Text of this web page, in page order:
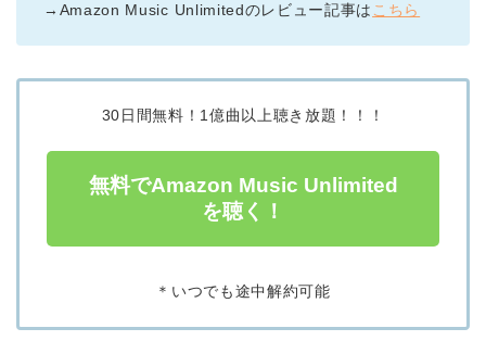
→Amazon Music Unlimitedのレビュー記事は こちら
30日間無料！1億曲以上聴き放題！！！
無料でAmazon Music Unlimited
を聴く！
＊いつでも途中解約可能